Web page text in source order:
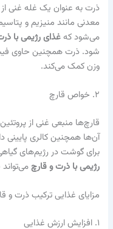
معدنی مانند منیزیم و
می‌شود کهغذای رژیمی با
شود. ذرت همچنین حاوی
وزن کمک می‌کند.
۲. خواص قارچ
آن‌ها همچنین کالری پایینی
برای گوشت در رژیم‌های
رژیمی با ذرت و قارچ
مزایای غذایی ترکیب ذرت و
۱. افزایش ارزش غذایی